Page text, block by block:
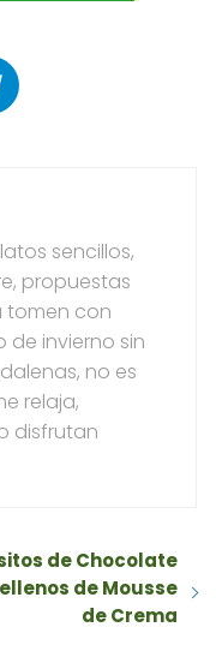
sencillos,
propuestas
tomen con
de invierno sin
no es
relaja,
disfrutan
de Chocolate
de Mousse
de Crema